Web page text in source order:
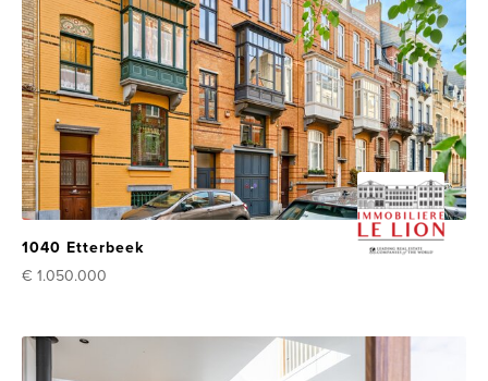
1040 Etterbeek
€ 1.050.000